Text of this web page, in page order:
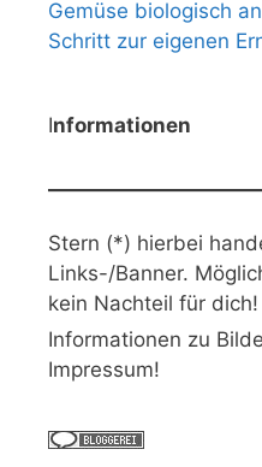
Gemüse biologisch
Schritt zur eigenen
Informationen
Stern (*) hierbei
Links-/Banner.
kein Nachteil für dich!
Informationen zu
Impressum!